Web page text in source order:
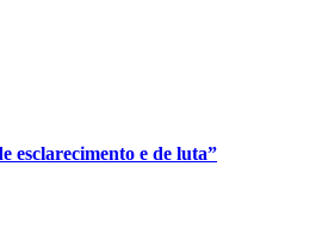
esclarecimento e de luta”